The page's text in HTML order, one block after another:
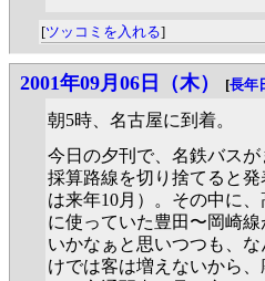
[ツッコミを入れる]
2001年09月06日（木） [長年
朝5時、名古屋に到着。
今日の夕刊で、名鉄バス
採算路線を切り捨てると
は来年10月）。その中に
に使っていた豊田〜岡崎
いかなぁと思いつつも、
けでは客は増えないから